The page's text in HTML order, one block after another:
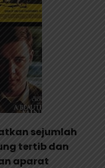
sejumlah
tertib dan
aparat